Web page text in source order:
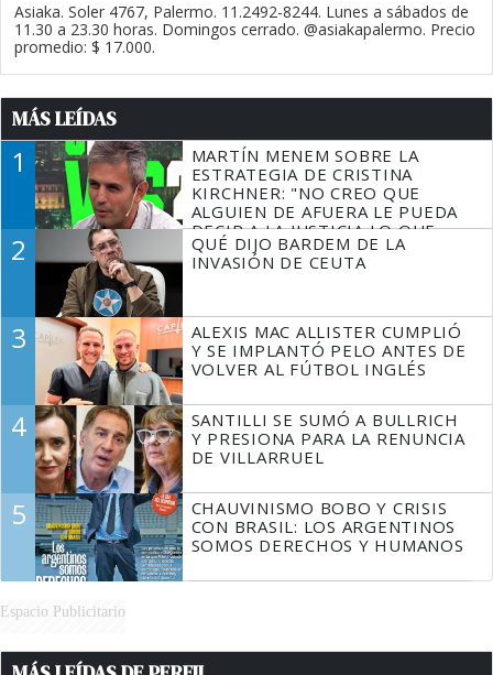
Asiaka. Soler 4767, Palermo. 11.2492-8244. Lunes a sábados de
11.30 a 23.30 horas. Domingos cerrado. @asiakapalermo. Precio
promedio: $ 17.000.
MÁS LEÍDAS
1
MARTÍN MENEM SOBRE LA
ESTRATEGIA DE CRISTINA
KIRCHNER: "NO CREO QUE
ALGUIEN DE AFUERA LE PUEDA
DECIR A LA JUSTICIA LO QUE
TIENE QUE HACER"
2
QUÉ DIJO BARDEM DE LA
INVASIÓN DE CEUTA
3
ALEXIS MAC ALLISTER CUMPLIÓ
Y SE IMPLANTÓ PELO ANTES DE
VOLVER AL FÚTBOL INGLÉS
4
SANTILLI SE SUMÓ A BULLRICH
Y PRESIONA PARA LA RENUNCIA
DE VILLARRUEL
5
CHAUVINISMO BOBO Y CRISIS
CON BRASIL: LOS ARGENTINOS
SOMOS DERECHOS Y HUMANOS
Espacio Publicitario